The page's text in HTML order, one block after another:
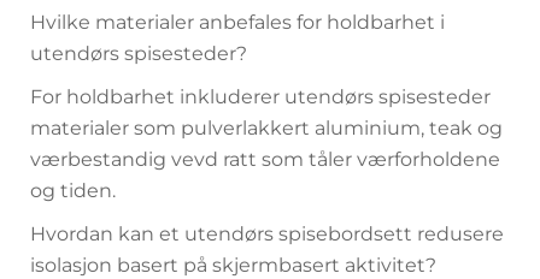
Hvilke materialer anbefales for holdbarhet i
utendørs spisesteder?
For holdbarhet inkluderer utendørs spisesteder
materialer som pulverlakkert aluminium, teak og
værbestandig vevd ratt som tåler værforholdene
og tiden.
Hvordan kan et utendørs spisebordsett redusere
isolasjon basert på skjermbasert aktivitet?